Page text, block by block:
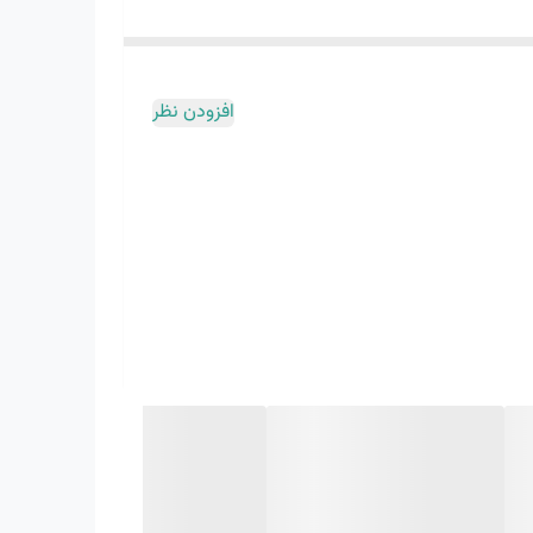
افزودن نظر